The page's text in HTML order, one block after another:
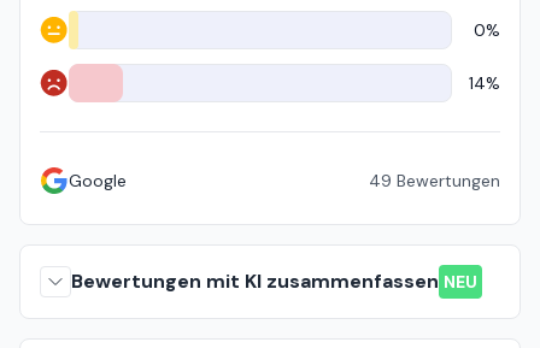
Neutral 0%
Negativ 14%
Google 49 Bewertungen
Bewertungen mit KI zusammenfassen NEU